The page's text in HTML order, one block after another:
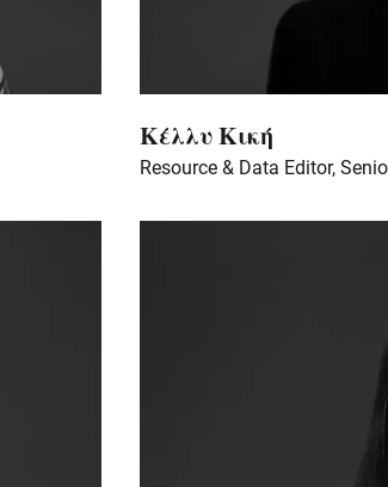
Κέλλυ Κική
Resource & Data Editor,